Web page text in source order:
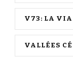
V73: LA VIA
VALLÉES